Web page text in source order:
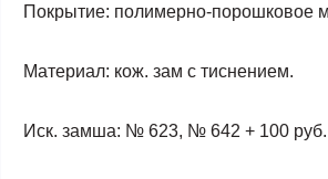
Покрытие: полимерно-порошковое
Материал: кож. зам с тиснением.
Иск. замша: № 623, № 642 + 100 руб.